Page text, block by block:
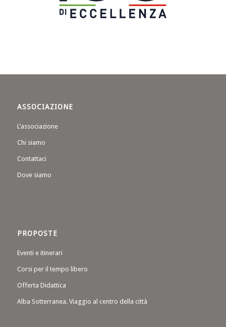
ASSOCIAZIONE
L’associazione
Chi siamo
Contattaci
Dove siamo
PROPOSTE
Eventi e itinerari
Corsi per il tempo libero
Offerta Didattica
Alba Sotterranea. Viaggio al centro della città